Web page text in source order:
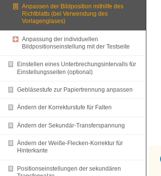
Anpassen der Bildposition mithilfe des
Richtblatts (bei Verwendung des
Vorlagenglases)
Anpassung der individuellen
Bildpositionseinstellung mit der Testseite
Einstellen eines Unterbrechungsintervalls für
Einstellungsseiten (optional)
Gebläsestufe zur Papiertrennung anpassen
Ändern der Korrekturstufe für Falten
Ändern der Sekundär-Transferspannung
Ändern der Weiße-Flecken-Korrektur für
Hinterkante
Positionseinstellungen der sekundären